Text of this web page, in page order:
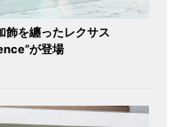
飾を纏ったレクサス
が登場